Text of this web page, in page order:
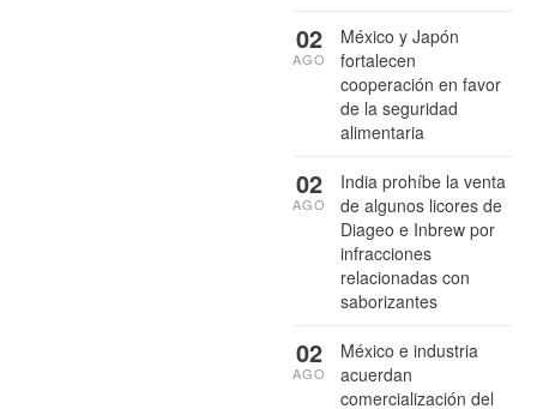
México y Japón
fortalecen
cooperación en favor
de la seguridad
alimentaria
02
AGO
India prohíbe la venta
de algunos licores de
Diageo e Inbrew por
infracciones
relacionadas con
saborizantes
02
AGO
México e industria
acuerdan
comercialización del
02
AGO